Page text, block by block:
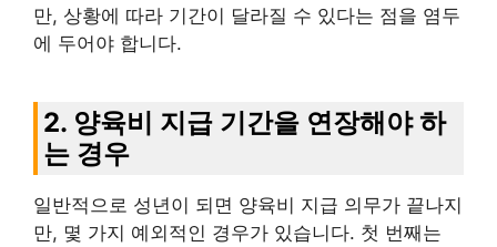
만, 상황에 따라 기간이 달라질 수 있다는 점을 염두
에 두어야 합니다.
2. 양육비 지급 기간을 연장해야 하
는 경우
일반적으로 성년이 되면 양육비 지급 의무가 끝나지
만, 몇 가지 예외적인 경우가 있습니다. 첫 번째는